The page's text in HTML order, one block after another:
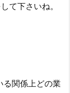
て下さいね。
関係上どの業